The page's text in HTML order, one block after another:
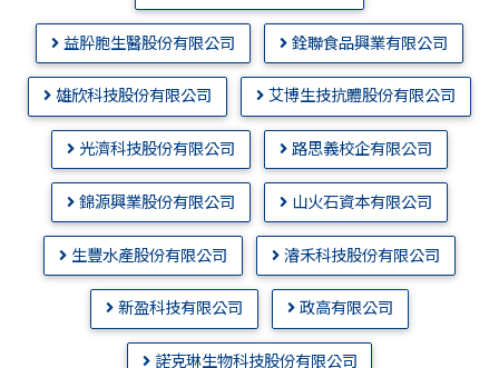
益肸胞生醫股份有限公司 銓聯食品興業有限公司
雄欣科技股份有限公司 艾博生技抗體股份有限公司
光濟科技股份有限公司 路思義校企有限公司
錦源興業股份有限公司 山火石資本有限公司
生豐水產股份有限公司 濬禾科技股份有限公司
新盈科技有限公司 政高有限公司
諾克琳生物科技股份有限公司